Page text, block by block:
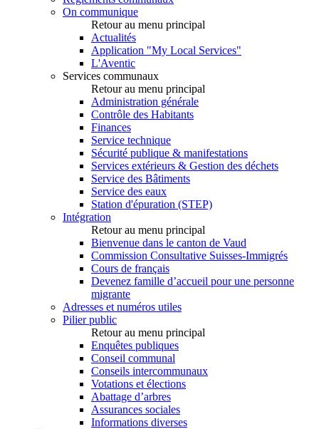
On communique
Retour au menu principal
Actualités
Application "My Local Services"
L'Aventic
Services communaux
Retour au menu principal
Administration générale
Contrôle des Habitants
Finances
Service technique
Sécurité publique & manifestations
Services extérieurs & Gestion des déchets
Service des Bâtiments
Service des eaux
Station d'épuration (STEP)
Intégration
Retour au menu principal
Bienvenue dans le canton de Vaud
Commission Consultative Suisses-Immigrés
Cours de français
Devenez famille d’accueil pour une personne
migrante
Adresses et numéros utiles
Pilier public
Retour au menu principal
Enquêtes publiques
Conseil communal
Conseils intercommunaux
Votations et élections
Abattage d’arbres
Assurances sociales
Informations diverses